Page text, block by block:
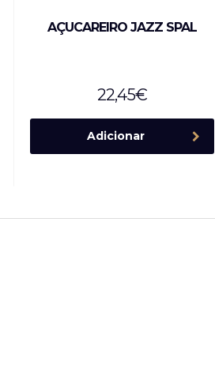
AÇUCAREIRO JAZZ SPAL
22,45€
Adicionar